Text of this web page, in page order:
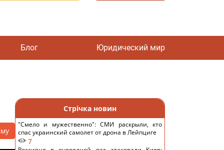
Блог Юридический мир
Стрічка новин
"Смело и мужественно": СМИ раскрыли, кто
спас украинский самолет от дрона в Лейпциге
7